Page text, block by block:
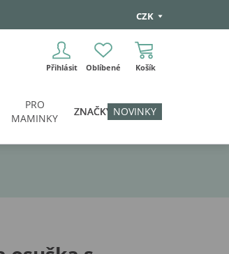
CZK
Přihlásit Oblíbené Košík
PRO
MAMINKY
ZNAČKY NOVINKY